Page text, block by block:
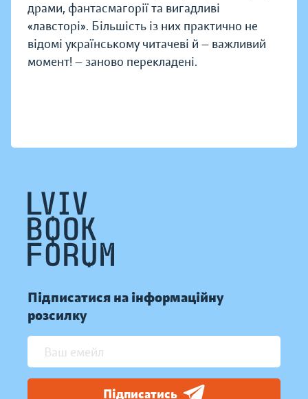
драми, фантасмагорії та вигадливі
«лавсторі». Більшість із них практично не
відомі українському читачеві й — важливий
момент! — заново перекладені.
Підписатися на інформаційну
розсилку
Підписатись